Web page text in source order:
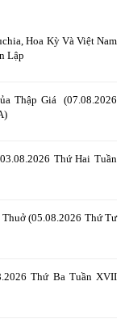
Hoa Kỳ Và Việt Nam
Lập
Thập Giá (07.08.2026
Thứ Hai Tuần
(05.08.2026 Thứ Tư
Thứ Ba Tuần XVII